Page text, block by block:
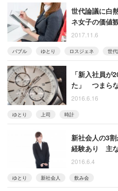
世代論議に白
ネ女子の価値
まとめ
2017.11.6
バブル ゆとり ロスジェネ 世
「新入社員が
た」 つまら
到
2016.6.16
ゆとり 上司 時計
新社会人の3
経験あり 主
働時間が長い」
2016.6.4
ゆとり 新社会人 飲み会